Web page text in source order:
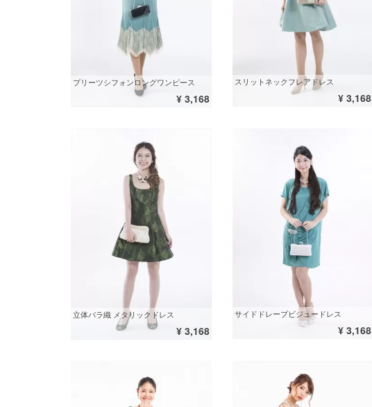
プリーツシフォンロングワンピース
¥ 3,168
スリットネックフレアドレス
¥ 3,168
立体バラ織 メタリックドレス
¥ 3,168
サイドドレープビジュードレス
¥ 3,168